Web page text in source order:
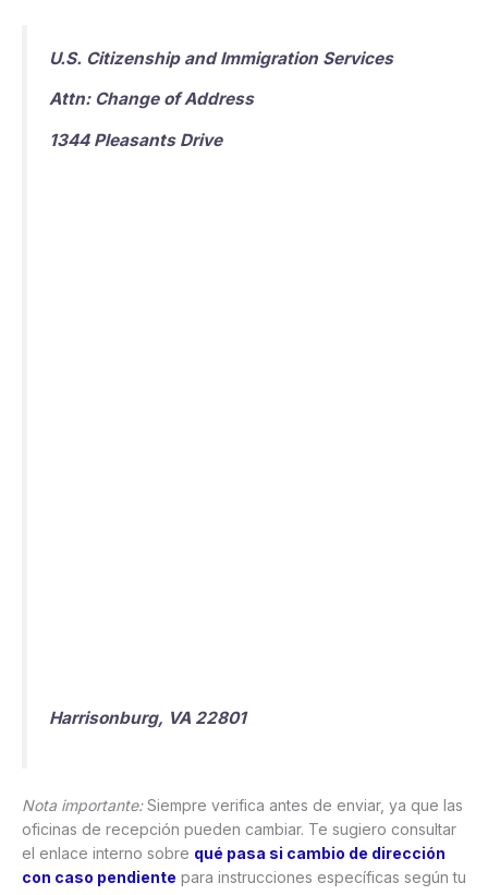
U.S. Citizenship and Immigration Services
Attn: Change of Address
1344 Pleasants Drive
Harrisonburg, VA 22801
Nota importante:Siempre verifica antes de enviar, ya que las
oficinas de recepción pueden cambiar. Te sugiero consultar
el enlace interno sobre qué pasa si cambio de dirección
con caso pendiente para instrucciones específicas según tu